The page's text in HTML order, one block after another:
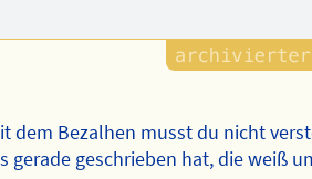
dem Bezalhen musst du nicht
gerade geschrieben hat, die weiß